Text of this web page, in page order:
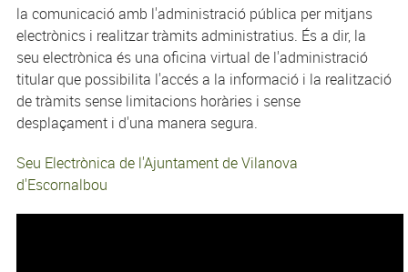
la comunicació amb l'administració pública per mitjans
electrònics i realitzar tràmits administratius. És a dir, la
seu electrònica és una oficina virtual de l'administració
titular que possibilita l'accés a la informació i la realització
de tràmits sense limitacions horàries i sense
desplaçament i d'una manera segura.
Seu Electrònica de l'Ajuntament de Vilanova
d'Escornalbou